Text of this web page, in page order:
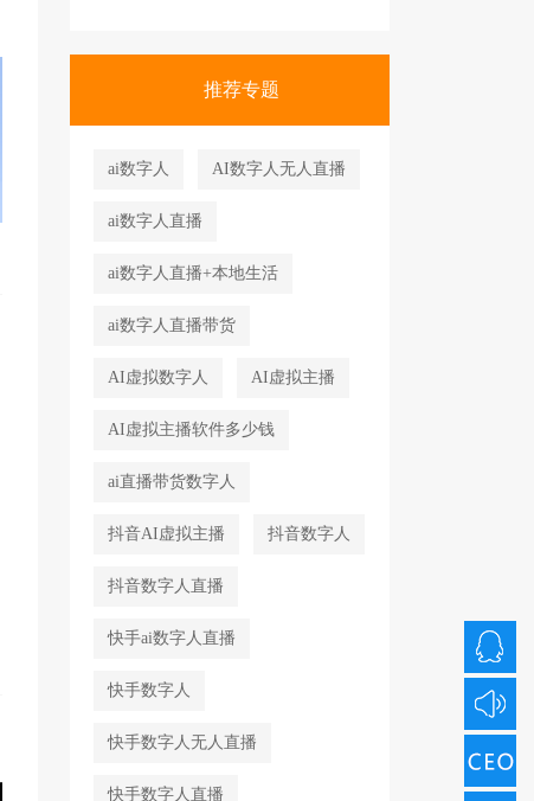
推荐专题
ai数字人 AI数字人无人直播
ai数字人直播
ai数字人直播+本地生活
ai数字人直播带货
AI虚拟数字人 AI虚拟主播
AI虚拟主播软件多少钱
ai直播带货数字人
抖音AI虚拟主播 抖音数字人
抖音数字人直播
快手ai数字人直播
快手数字人
快手数字人无人直播
快手数字人直播